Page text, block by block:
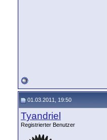
01.03.2011, 19:50
Tyandriel
Registrierter Benutzer